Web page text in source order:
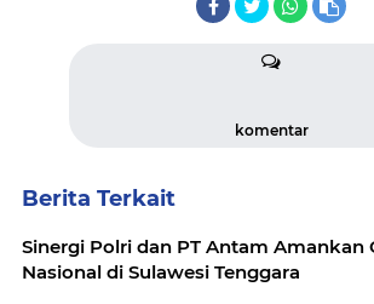
komentar
Berita Terkait
Sinergi Polri dan PT Antam Amankan
Nasional di Sulawesi Tenggara